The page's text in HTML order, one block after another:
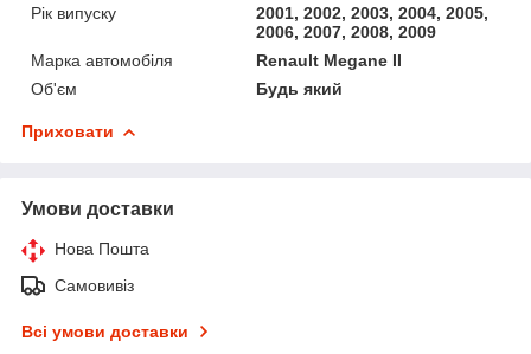
Рік випуску
2001, 2002, 2003, 2004, 2005,
2006, 2007, 2008, 2009
Марка автомобіля
Renault Megane II
Об'єм
Будь який
Приховати
Умови доставки
Нова Пошта
Самовивіз
Всі умови доставки